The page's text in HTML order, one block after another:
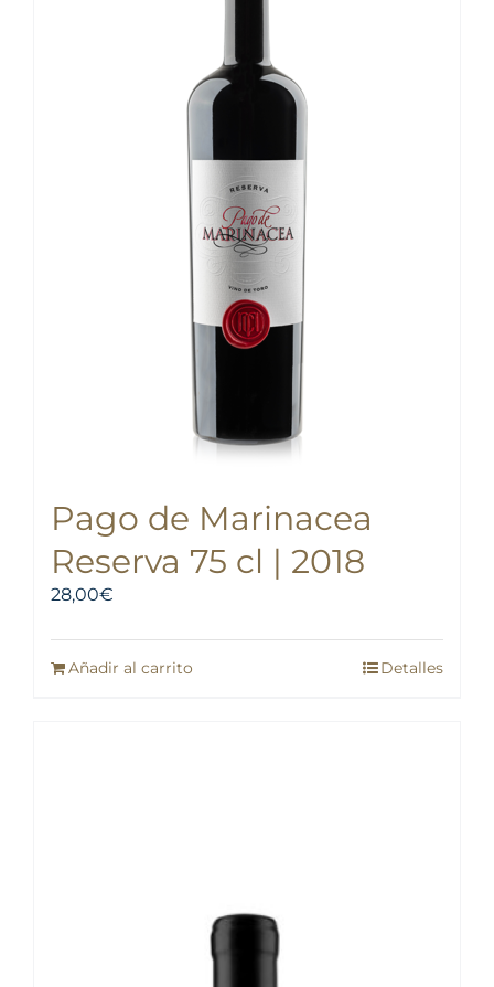
Pago de Marinacea
Reserva 75 cl | 2018
28,00€
Añadir al carrito Detalles